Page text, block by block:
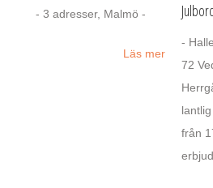
- 3 adresser, Malmö -
Läs mer
-
72
från